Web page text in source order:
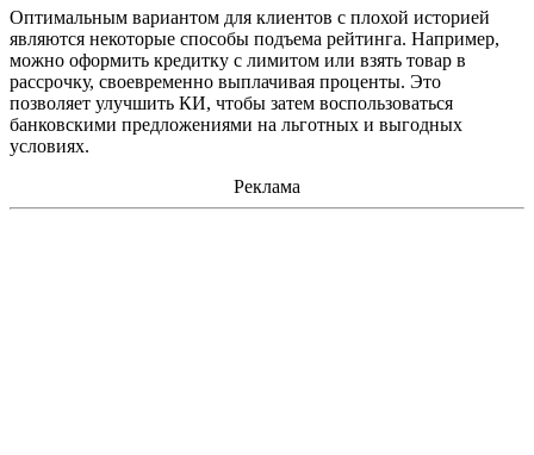
Оптимальным вариантом для клиентов с плохой историей
являются некоторые способы подъема рейтинга. Например,
можно оформить кредитку с лимитом или взять товар в
рассрочку, своевременно выплачивая проценты. Это
позволяет улучшить КИ, чтобы затем воспользоваться
банковскими предложениями на льготных и выгодных
условиях.
Реклама